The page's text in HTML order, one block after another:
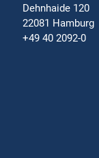
Dehnhaide 120
22081 Hamburg
+49 40 2092-0